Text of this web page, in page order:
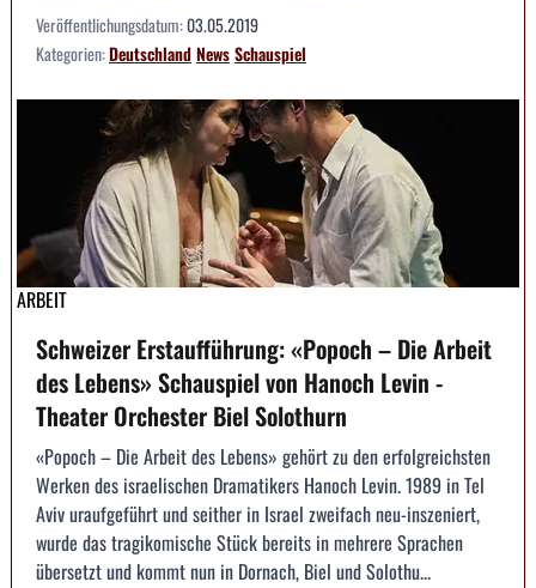
Veröffentlichungsdatum:03.05.2019
Kategorien:DeutschlandNewsSchauspiel
ARBEIT
Schweizer Erstaufführung: «Popoch – Die Arbeit
des Lebens» Schauspiel von Hanoch Levin -
Theater Orchester Biel Solothurn
«Popoch – Die Arbeit des Lebens» gehört zu den erfolgreichsten
Werken des israelischen Dramatikers Hanoch Levin. 1989 in Tel
Aviv uraufgeführt und seither in Israel zweifach neu-inszeniert,
wurde das tragikomische Stück bereits in mehrere Sprachen
übersetzt und kommt nun in Dornach, Biel und Solothu...